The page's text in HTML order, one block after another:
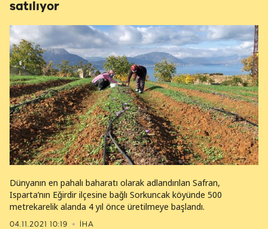
satılıyor
04.11.2021 10:19 İHA
Dünyanın en pahalı baharatı olarak adlandırılan Safran,
Isparta’nın Eğirdir ilçesine bağlı Sorkuncak köyünde 500
metrekarelik alanda 4 yıl önce üretilmeye başlandı.